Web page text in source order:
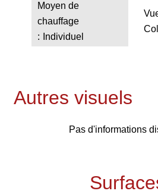
Moyen de
chauffage
Individuel
Autres visuels
Pas d'informations